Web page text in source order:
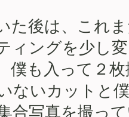
た後は、これ
ィングを少し
僕も入って２
ないカットと
合写真を撮っ